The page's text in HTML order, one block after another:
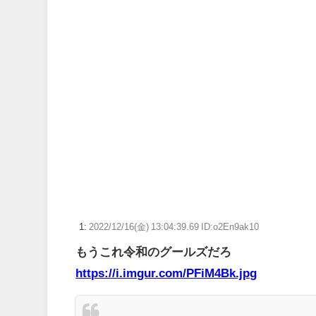
1: 2022/12/16(金) 13:04:39.69 ID:o2En9ak10
もうこれ令和のグールズだろ
https://i.imgur.com/PFiM4Bk.jpg